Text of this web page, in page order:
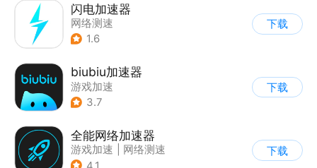
闪电加速器
网络测速
1.6
下载
biubiu加速器
游戏加速
3.7
下载
全能网络加速器
游戏加速
网络测速
下载